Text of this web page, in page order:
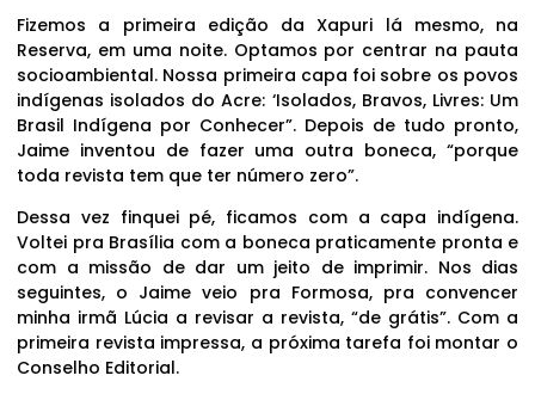
Fizemos a primeira edição da Xapuri lá mesmo, na
Reserva, em uma noite. Optamos por centrar na pauta
socioambiental. Nossa primeira capa foi sobre os povos
indígenas isolados do Acre: ‘Isolados, Bravos, Livres: Um
Brasil Indígena por Conhecer”. Depois de tudo pronto,
Jaime inventou de fazer uma outra boneca, “porque
toda revista tem que ter número zero”.
Dessa vez finquei pé, ficamos com a capa indígena.
Voltei pra Brasília com a boneca praticamente pronta e
com a missão de dar um jeito de imprimir. Nos dias
seguintes, o Jaime veio pra Formosa, pra convencer
minha irmã Lúcia a revisar a revista, “de grátis”. Com a
primeira revista impressa, a próxima tarefa foi montar o
Conselho Editorial.